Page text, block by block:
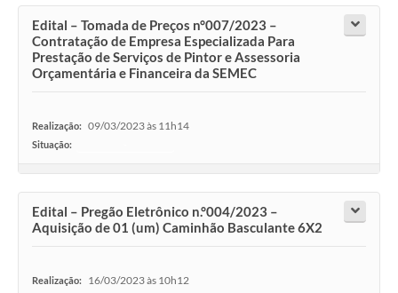
Edital – Tomada de Preços n°007/2023 –
Contratação de Empresa Especializada Para
Prestação de Serviços de Pintor e Assessoria
Orçamentária e Financeira da SEMEC
Realização: 09/03/2023 às 11h14
Situação:
Edital – Pregão Eletrônico n.°004/2023 –
Aquisição de 01 (um) Caminhão Basculante 6X2
Realização: 16/03/2023 às 10h12